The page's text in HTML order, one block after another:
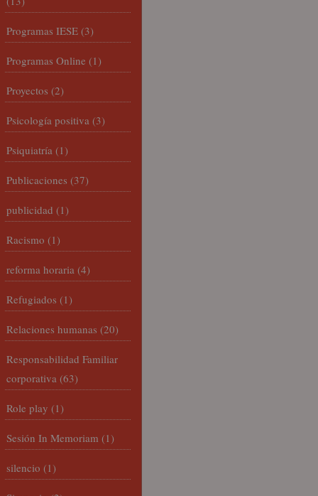
Programas IESE (3)
Programas Online (1)
Proyectos (2)
Psicología positiva (3)
Psiquiatría (1)
Publicaciones (37)
publicidad (1)
Racismo (1)
reforma horaria (4)
Refugiados (1)
Relaciones humanas (20)
Responsabilidad Familiar
corporativa (63)
Role play (1)
Sesión In Memoriam (1)
silencio (1)